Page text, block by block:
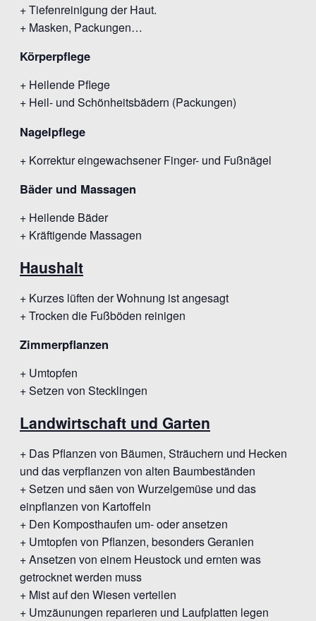
+ Tiefenreinigung der Haut.
+ Masken, Packungen…
Körperpflege
+ Heilende Pflege
+ Heil- und Schönheitsbädern (Packungen)
Nagelpflege
+ Korrektur eingewachsener Finger- und Fußnägel
Bäder und Massagen
+ Heilende Bäder
+ Kräftigende Massagen
Haushalt
+ Kurzes lüften der Wohnung ist angesagt
+ Trocken die Fußböden reinigen
Zimmerpflanzen
+ Umtopfen
+ Setzen von Stecklingen
Landwirtschaft und Garten
+ Das Pflanzen von Bäumen, Sträuchern und Hecken
und das verpflanzen von alten Baumbeständen
+ Setzen und säen von Wurzelgemüse und das
einpflanzen von Kartoffeln
+ Den Komposthaufen um- oder ansetzen
+ Umtopfen von Pflanzen, besonders Geranien
+ Ansetzen von einem Heustock und ernten was
getrocknet werden muss
+ Mist auf den Wiesen verteilen
+ Umzäunungen reparieren und Laufplatten legen